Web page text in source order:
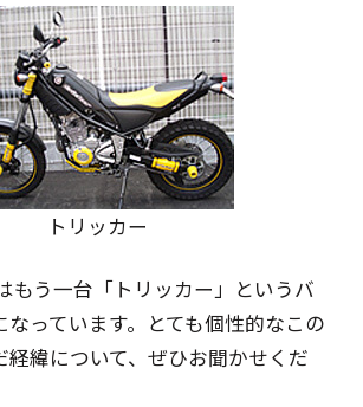
トリッカー
う一台「トリッカー」というバ
なっています。とても個性的なこの
経緯について、ぜひお聞かせくだ